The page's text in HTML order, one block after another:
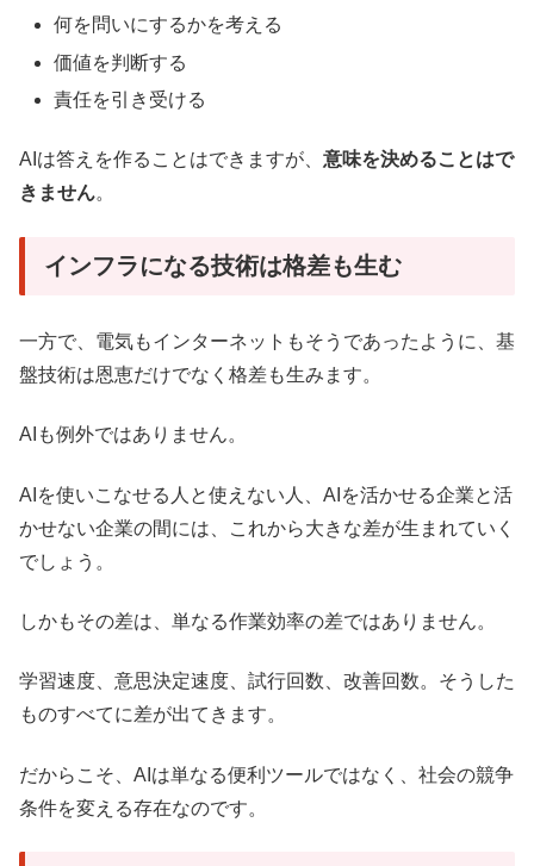
何を問いにするかを考える
価値を判断する
責任を引き受ける
AIは答えを作ることはできますが、 意味を決めることはで
きません。
インフラになる技術は格差も生む
一方で、電気もインターネットもそうであったように、基
盤技術は恩恵だけでなく格差も生みます。
AIも例外ではありません。
AIを使いこなせる人と使えない人、AIを活かせる企業と活
かせない企業の間には、これから大きな差が生まれていく
でしょう。
しかもその差は、単なる作業効率の差ではありません。
学習速度、意思決定速度、試行回数、改善回数。そうした
ものすべてに差が出てきます。
だからこそ、AIは単なる便利ツールではなく、社会の競争
条件を変える存在なのです。